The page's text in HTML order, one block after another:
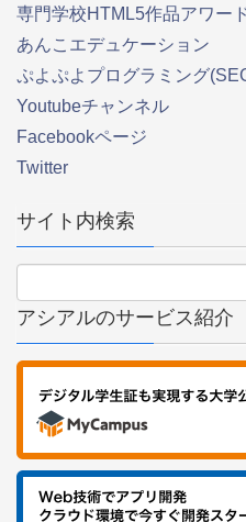
専門学校HTML5作品アワー
あんこエデュケーション
ぷよぷよプログラミング
Youtubeチャンネル
Facebookページ
Twitter
サイト内検索
アシアルのサービス紹介